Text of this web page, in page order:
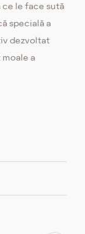
le face sută
specială a
dezvoltat
a